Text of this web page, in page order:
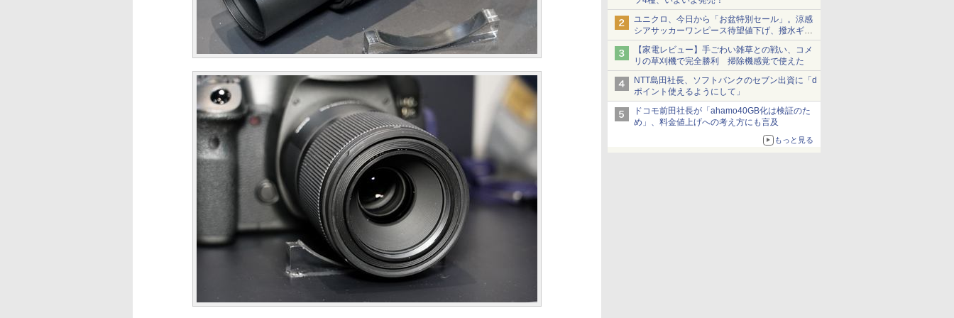
ユニクロ、今日から「お盆特別セール」。涼感
シアサッカーワンピース待望値下げ、撥水ギア
ショーツは1990円に
【家電レビュー】手ごわい雑草との戦い、コメ
リの草刈機で完全勝利 掃除機感覚で使えた
NTT島田社長、ソフトバンクのセブン出資に「d
ポイント使えるようにして」
ドコモ前田社長が「ahamo40GB化は検証のた
め」、料金値上げへの考え方にも言及
もっと見る